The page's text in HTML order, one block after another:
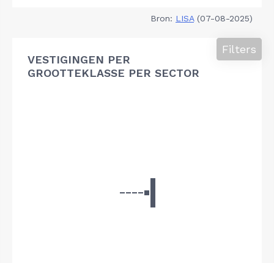
Bron: LISA(07-08-2025)
VESTIGINGEN PER
GROOTTEKLASSE PER SECTOR
Filters